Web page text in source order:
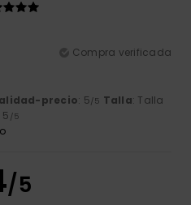
Compra verificada
precio: 5/5 Talla: Talla
5 /5
/5